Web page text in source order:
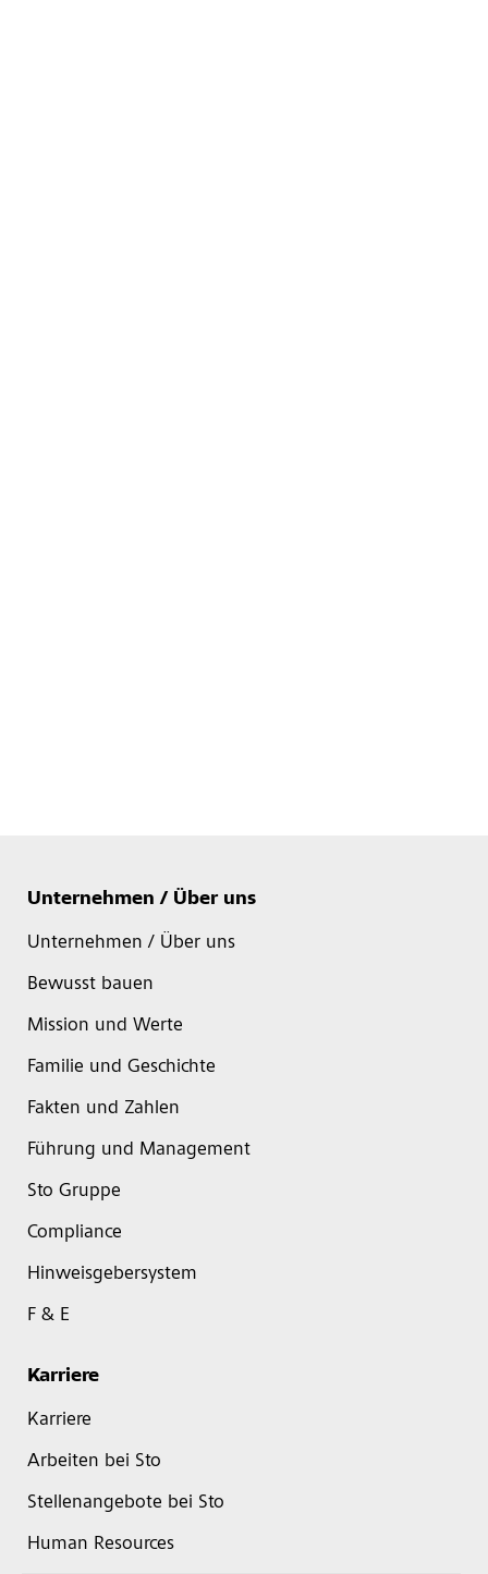
Unternehmen / Über uns
Unternehmen / Über uns
Bewusst bauen
Mission und Werte
Familie und Geschichte
Fakten und Zahlen
Führung und Management
Sto Gruppe
Compliance
Hinweisgebersystem
F & E
Karriere
Karriere
Arbeiten bei Sto
Stellenangebote bei Sto
Human Resources